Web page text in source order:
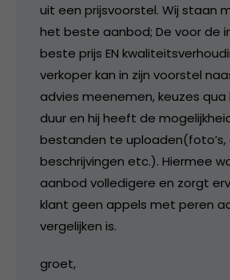
uit een prijsvoorstel. Wij staan
het beste aanbod; De voor de
beste prijs EN
verkoper kan in zijn voorstel
advies meenemen, keuzes
duur en hij heeft de
bestanden te
beschrijvingen etc.). Hiermee
aanbod volledigere en zorgt
klant geen appels met peren
vergelijken is.
groet,